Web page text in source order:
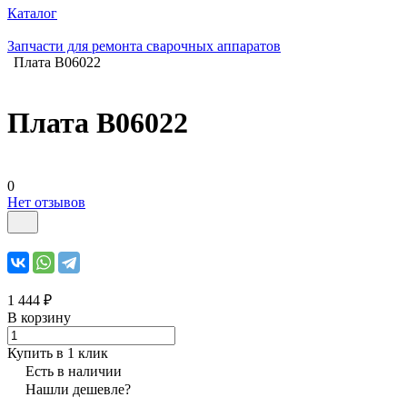
Каталог
Запчасти для ремонта сварочных аппаратов
Плата B06022
Плата B06022
0
Нет отзывов
1 444 ₽
В корзину
Купить в 1 клик
Есть в наличии
Нашли дешевле?